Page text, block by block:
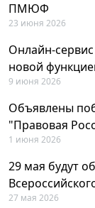
ПМЮФ
23 июня 2026
Онлайн-
новой
9 июня 2026
Объявлены
"Правовая
1 июня 2026
29 мая будут
27 мая 2026